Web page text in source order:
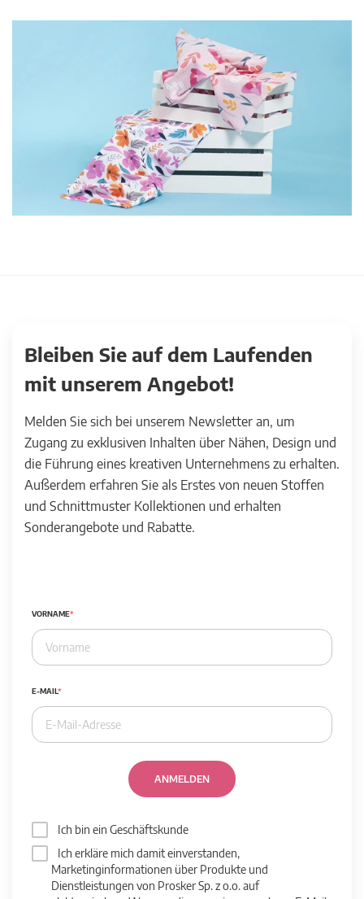
Bleiben Sie auf dem Laufenden
mit unserem Angebot!
Melden Sie sich bei unserem Newsletter an, um
Zugang zu exklusiven Inhalten über Nähen, Design und
die Führung eines kreativen Unternehmens zu erhalten.
Außerdem erfahren Sie als Erstes von neuen Stoffen
und Schnittmuster Kollektionen und erhalten
Sonderangebote und Rabatte.
VORNAME
E-MAIL
ANMELDEN
Ich bin ein Geschäftskunde
Ich erkläre mich damit einverstanden,
Marketinginformationen über Produkte und
Dienstleistungen von Prosker Sp. z o.o. auf